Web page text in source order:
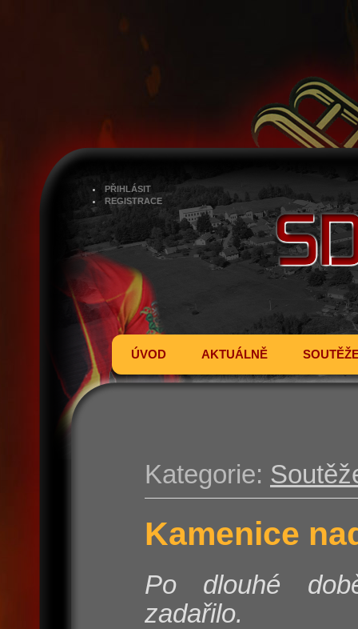
PŘIHLÁSIT
REGISTRACE
ÚVOD AKTUÁLNĚ
Kategorie:
Kamenice
Po dlouhé
zadařilo.